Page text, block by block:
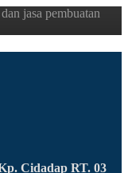
jasa pembuatan
Cidadap RT. 03